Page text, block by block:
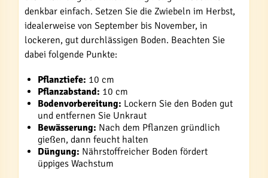
denkbar einfach. Setzen Sie die Zwiebeln im Herbst,
idealerweise von September bis November, in
lockeren, gut durchlässigen Boden. Beachten Sie
dabei folgende Punkte:
Pflanztiefe: 10 cm
Pflanzabstand: 10 cm
Bodenvorbereitung: Lockern Sie den Boden gut
und entfernen Sie Unkraut
Bewässerung: Nach dem Pflanzen gründlich
gießen, dann feucht halten
Düngung: Nährstoffreicher Boden fördert
üppiges Wachstum